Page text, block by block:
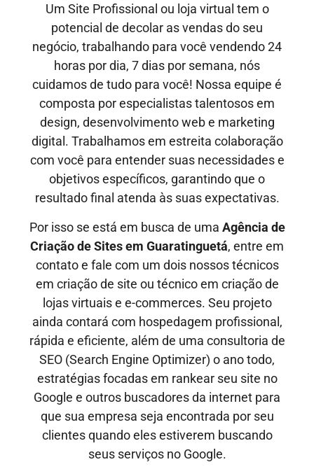
Um Site Profissional ou loja virtual tem o
potencial de decolar as vendas do seu
negócio, trabalhando para você vendendo 24
horas por dia, 7 dias por semana, nós
cuidamos de tudo para você! Nossa equipe é
composta por especialistas talentosos em
design, desenvolvimento web e marketing
digital. Trabalhamos em estreita colaboração
com você para entender suas necessidades e
objetivos específicos, garantindo que o
resultado final atenda às suas expectativas.
Por isso se está em busca de uma Agência de
Criação de Sites em Guaratinguetá, entre em
contato e fale com um dois nossos técnicos
em criação de site ou técnico em criação de
lojas virtuais e e-commerces. Seu projeto
ainda contará com hospedagem profissional,
rápida e eficiente, além de uma consultoria de
SEO (Search Engine Optimizer) o ano todo,
estratégias focadas em rankear seu site no
Google e outros buscadores da internet para
que sua empresa seja encontrada por seu
clientes quando eles estiverem buscando
seus serviços no Google.